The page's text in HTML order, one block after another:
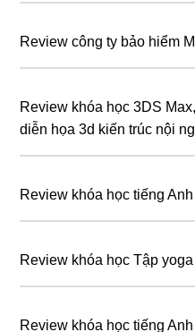
Review công ty bảo hiểm
Review khóa học 3DS
diễn họa 3d kiến trúc nội
Review khóa học tiếng
Review khóa học Tập
Review khóa học tiếng